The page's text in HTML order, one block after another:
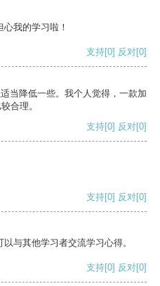
我的学习啦！
支持[0] 反对[0]
当降低一些。我个人觉得，一款加
合理。
支持[0] 反对[0]
支持[0] 反对[0]
与其他学习者交流学习心得。
支持[0] 反对[0]